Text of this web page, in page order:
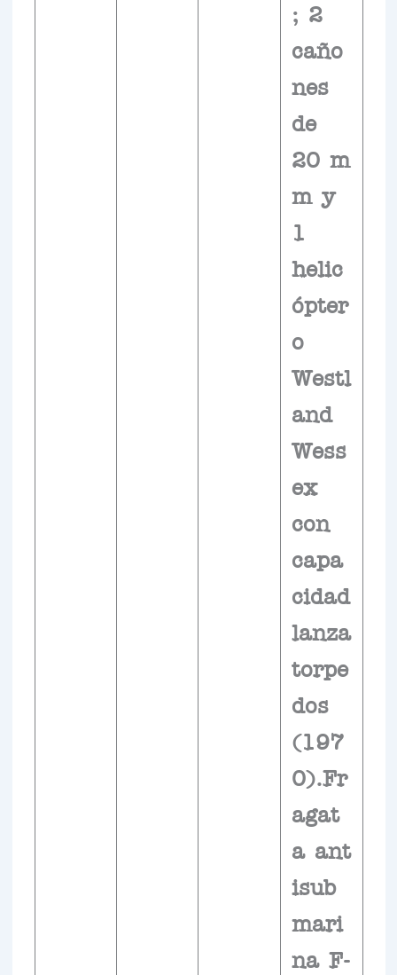
; 2
caño
nes
de
20 m
m y
1
helic
ópter
o
Westl
and
Wess
ex
con
capa
cidad
lanza
torpe
dos
(197
0).Fr
agat
a ant
isub
mari
na F-